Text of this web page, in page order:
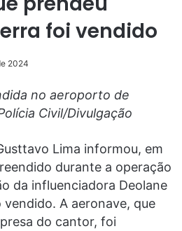
foi vendido
2024
no aeroporto de
Civil/Divulgação
Lima informou, em
durante a operação
da influenciadora Deolane
vendido. A aeronave, que
do cantor, foi